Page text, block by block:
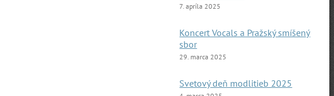
7. apríla 2025
Koncert Vocals a Pražský smíšený
sbor
29. marca 2025
Svetový deň modlitieb 2025